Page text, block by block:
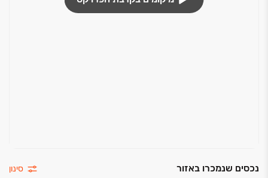
נכסים שנמכרו באזור סינון